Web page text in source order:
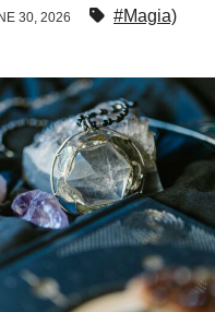
30, 2026 #Magia)